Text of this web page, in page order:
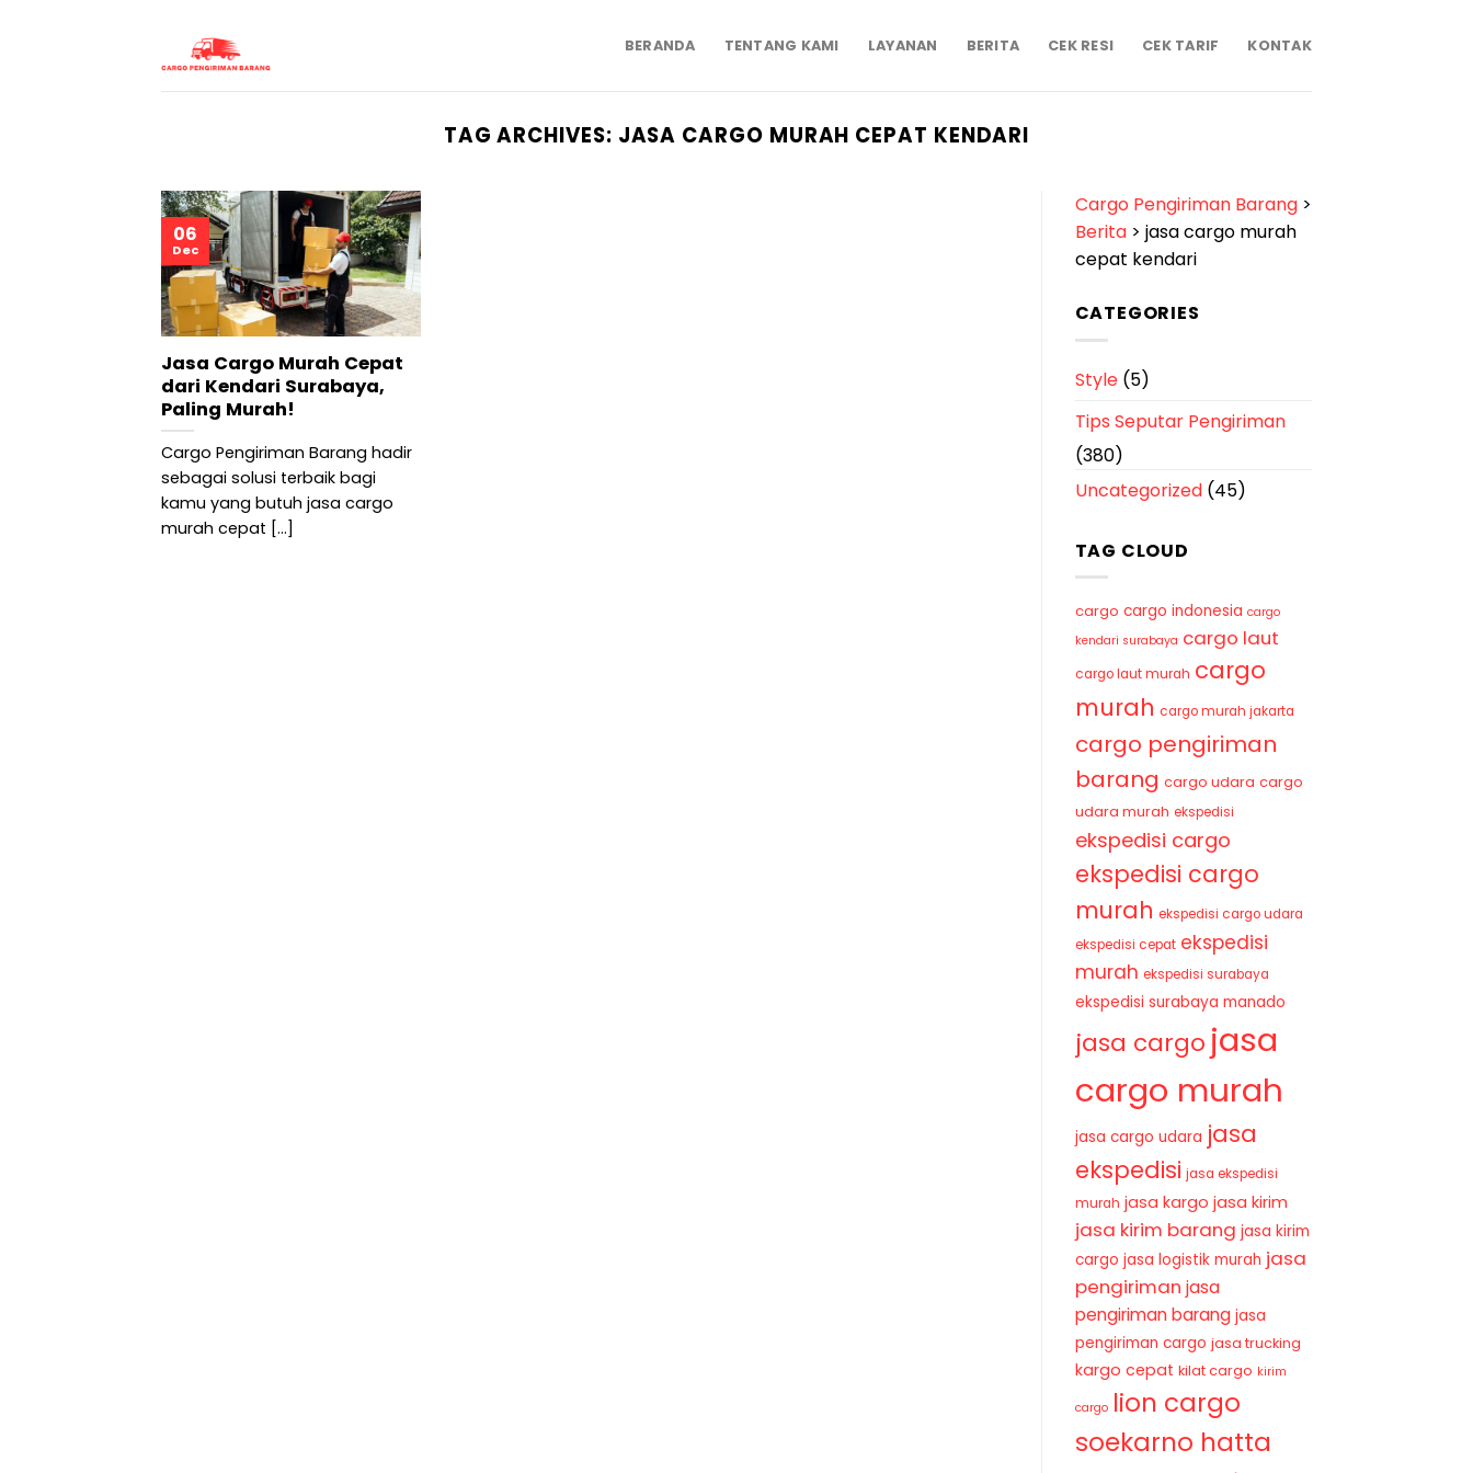
BERANDA TENTANG KAMI LAYANAN BERITA CEK RESI CEK TARIF KONTAK
TAG ARCHIVES: JASA CARGO MURAH CEPAT KENDARI
Jasa Cargo Murah Cepat
dari Kendari Surabaya,
Paling Murah!
Cargo Pengiriman Barang hadir
sebagai solusi terbaik bagi
kamu yang butuh jasa cargo
murah cepat [...]
06
Dec
Cargo Pengiriman Barang>
Berita> jasa cargo murah
cepat kendari
CATEGORIES
Style(5)
Tips Seputar Pengiriman
(380)
Uncategorized(45)
TAG CLOUD
cargo cargo indonesia cargo
kendari surabaya cargo laut
cargo laut murah cargo
murah cargo murah jakarta
cargo pengiriman
barang cargo udara cargo
udara murah ekspedisi
ekspedisi cargo
ekspedisi cargo
murah ekspedisi cargo udara
ekspedisi cepat ekspedisi
murah ekspedisi surabaya
ekspedisi surabaya manado
jasa cargo jasa
cargo murah
jasa cargo udara jasa
ekspedisi jasa ekspedisi
murah jasa kargo jasa kirim
jasa kirim barang jasa kirim
cargo jasa logistik murah jasa
pengiriman jasa
pengiriman barang jasa
pengiriman cargo jasa trucking
kargo cepat kilat cargo kirim
cargo lion cargo
soekarno hatta